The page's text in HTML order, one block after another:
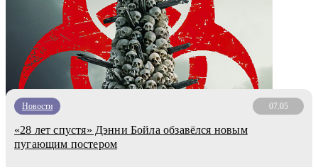
Новости 07.05
«28 лет спустя» Дэнни Бойла обзавёлся новым
пугающим постером